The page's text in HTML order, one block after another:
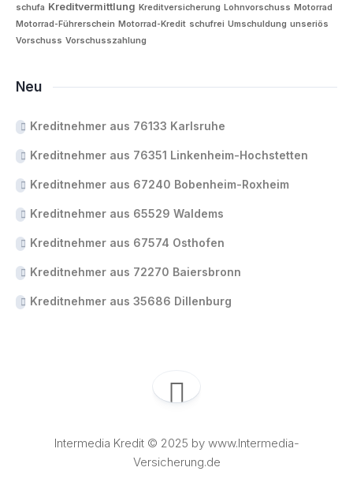
schufa Kreditvermittlung Kreditversicherung Lohnvorschuss Motorrad
Motorrad-Führerschein Motorrad-Kredit schufrei Umschuldung unseriös
Vorschuss Vorschusszahlung
Neu
Kreditnehmer aus 76133 Karlsruhe
Kreditnehmer aus 76351 Linkenheim-Hochstetten
Kreditnehmer aus 67240 Bobenheim-Roxheim
Kreditnehmer aus 65529 Waldems
Kreditnehmer aus 67574 Osthofen
Kreditnehmer aus 72270 Baiersbronn
Kreditnehmer aus 35686 Dillenburg
Intermedia Kredit © 2025 by www.Intermedia-
Versicherung.de